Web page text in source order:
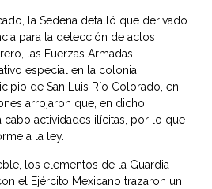
la Sedena detalló que derivado
para la detección de actos
las Fuerzas Armadas
especial en la colonia
de San Luis Río Colorado, en
arrojaron que, en dicho
cabo actividades ilícitas, por lo que
a la ley.
los elementos de la Guardia
el Ejército Mexicano trazaron un